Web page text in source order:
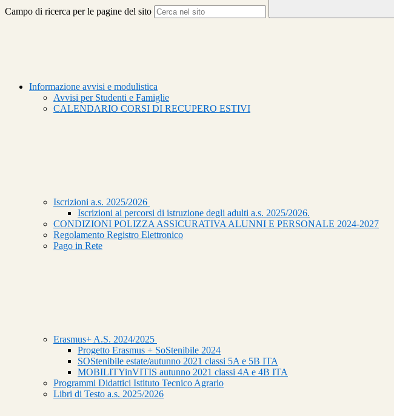
Campo di ricerca per le pagine del sito
Informazione avvisi e modulistica
Avvisi per Studenti e Famiglie
CALENDARIO CORSI DI RECUPERO ESTIVI
Iscrizioni a.s. 2025/2026
Iscrizioni ai percorsi di istruzione degli adulti a.s. 2025/2026.
CONDIZIONI POLIZZA ASSICURATIVA ALUNNI E PERSONALE 2024-2027
Regolamento Registro Elettronico
Pago in Rete
Erasmus+ A.S. 2024/2025
Progetto Erasmus + SoStenibile 2024
SOStenibile estate/autunno 2021 classi 5A e 5B ITA
MOBILITYinVITIS autunno 2021 classi 4A e 4B ITA
Programmi Didattici Istituto Tecnico Agrario
Libri di Testo a.s. 2025/2026